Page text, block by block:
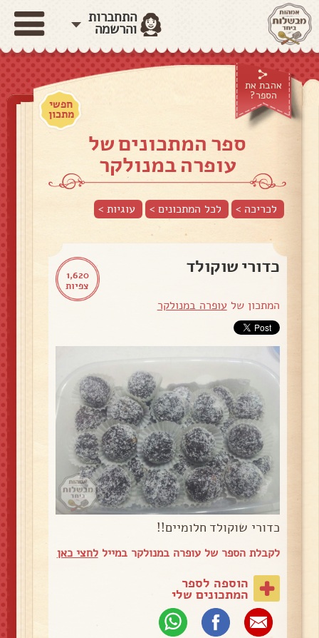
התחברות
והרשמה
אהבת את
הספר?
חפשי
מתכון
ספר המתכונים של
עופרה במנולקר
לכריכה > לכל המתכונים > עוגיות>
1,620
צפיות
כדורי שוקולד
המתכון שלעופרה במנולקר
כדורי שוקולד חלומיים!!
לקבלת הספר של עופרה במנולקר במייללחצי כאן
הוספה לספר
המתכונים שלי